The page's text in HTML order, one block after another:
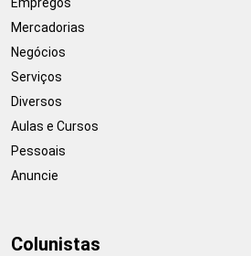
Mercadorias
Negócios
Serviços
Diversos
Aulas e Cursos
Pessoais
Anuncie
Colunistas